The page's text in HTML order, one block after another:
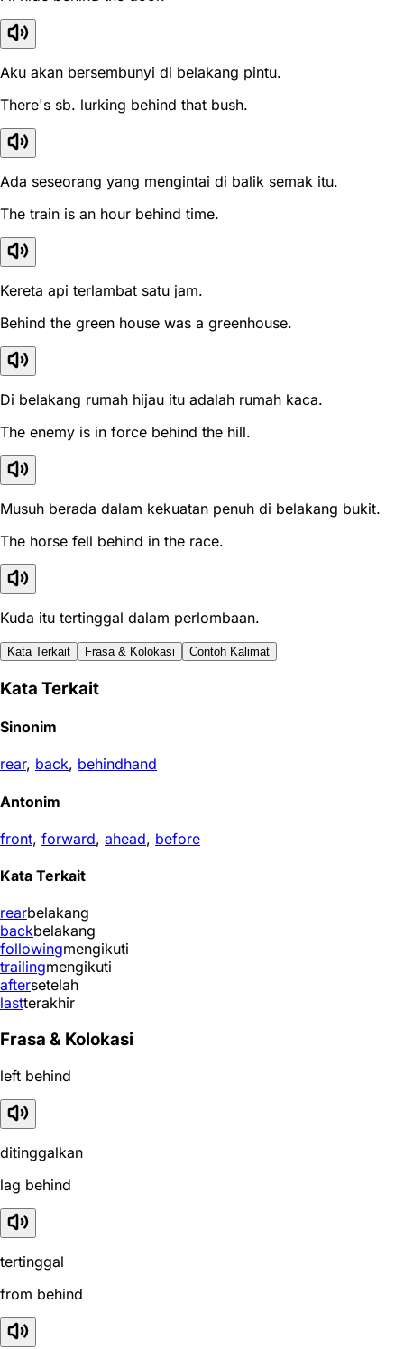
Aku akan bersembunyi di belakang pintu.
There's sb. lurking behind that bush.
Ada seseorang yang mengintai di balik semak itu.
The train is an hour behind time.
Kereta api terlambat satu jam.
Behind the green house was a greenhouse.
Di belakang rumah hijau itu adalah rumah kaca.
The enemy is in force behind the hill.
Musuh berada dalam kekuatan penuh di belakang bukit.
The horse fell behind in the race.
Kuda itu tertinggal dalam perlombaan.
Kata Terkait Frasa & Kolokasi Contoh Kalimat
Kata Terkait
Sinonim
rear, back, behindhand
Antonim
front, forward, ahead, before
Kata Terkait
rearbelakang
backbelakang
followingmengikuti
trailingmengikuti
aftersetelah
lastterakhir
Frasa & Kolokasi
left behind
ditinggalkan
lag behind
tertinggal
from behind